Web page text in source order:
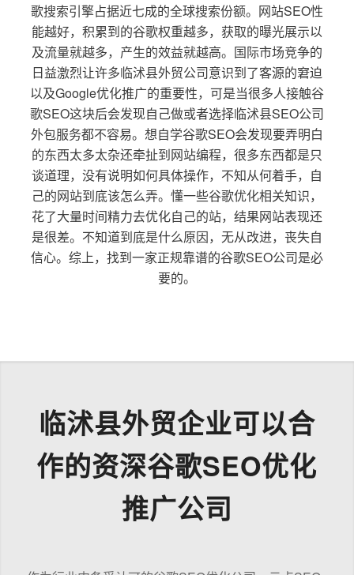
歌搜索引擎占据近七成的全球搜索份额。网站SEO性
能越好，积累到的谷歌权重越多，获取的曝光展示以
及流量就越多，产生的效益就越高。国际市场竞争的
日益激烈让许多临沭县外贸公司意识到了客源的窘迫
以及Google优化推广的重要性，可是当很多人接触谷
歌SEO这块后会发现自己做或者选择临沭县SEO公司
外包服务都不容易。想自学谷歌SEO会发现要弄明白
的东西太多太杂还牵扯到网站编程，很多东西都是只
谈道理，没有说明如何具体操作，不知从何着手，自
己的网站到底该怎么弄。懂一些谷歌优化相关知识，
花了大量时间精力去优化自己的站，结果网站表现还
是很差。不知道到底是什么原因，无从改进，丧失自
信心。综上，找到一家正规靠谱的谷歌SEO公司是必
要的。
临沭县外贸企业可以合
作的资深谷歌SEO优化
推广公司